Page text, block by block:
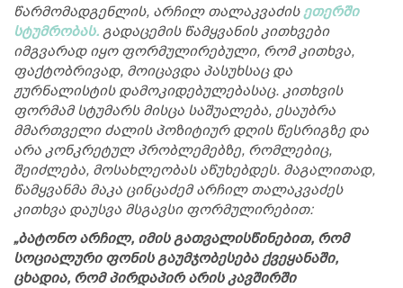
წარმომადგენლის, არჩილ თალაკვაძის ეთერში
სტუმრობას. გადაცემის წამყვანის კითხვები
იმგვარად იყო ფორმულირებული, რომ კითხვა,
ფაქტობრივად, მოიცავდა პასუხსაც და
ჟურნალისტის დამოკიდებულებასაც. კითხვის
ფორმამ სტუმარს მისცა საშუალება, ესაუბრა
მმართველი ძალის პოზიტიურ დღის წესრიგზე და
არა კონკრეტულ პრობლემებზე, რომლებიც,
შეიძლება, მოსახლეობას აწუხებდეს. მაგალითად,
წამყვანმა მაკა ცინცაძემ არჩილ თალაკვაძეს
კითხვა დაუსვა მსგავსი ფორმულირებით:
„ბატონო არჩილ, იმის გათვალისწინებით, რომ
სოციალური ფონის გაუმჯობესება ქვეყანაში,
ცხადია, რომ პირდაპირ არის კავშირში